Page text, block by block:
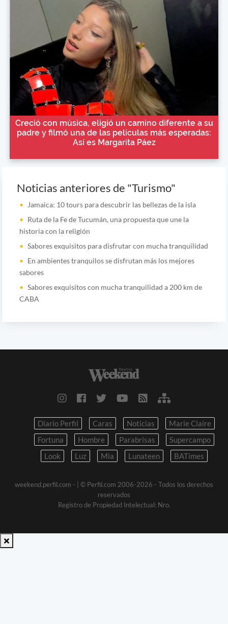
Creció con música, eligió un camino diferente a su
padre y filmó una de las películas más esperadas:
Así es Margarita Páez
Noticias anteriores de "Turismo"
Jamaica: 10 tours para descubrir las bellezas de la isla
Ruta de la Fe de Tucumán, una propuesta que une la
historia con la religión
Sabores exquisitos para disfrutar con mucha tranquilidad
En ambientes tranquilos se disfrutan más los mejores
sabores
Sabores exquisitos con mucha tranquilidad a 200 km de
CABA
Diario Perfil Caras Noticias
Marie Claire
Fortuna
Hombre Parabrisas
Supercampo
Look
Luz Mia Lunateen BATimes
weekend.perfil.com -
| © Perfil.com 2006-2026 - Todos los derechos
reservados
Registro de Propiedad Intelectual: Nro.